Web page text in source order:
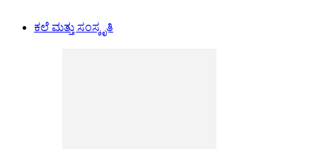
ಕಲೆ ಮತ್ತು ಸಂಸ್ಕೃತಿ